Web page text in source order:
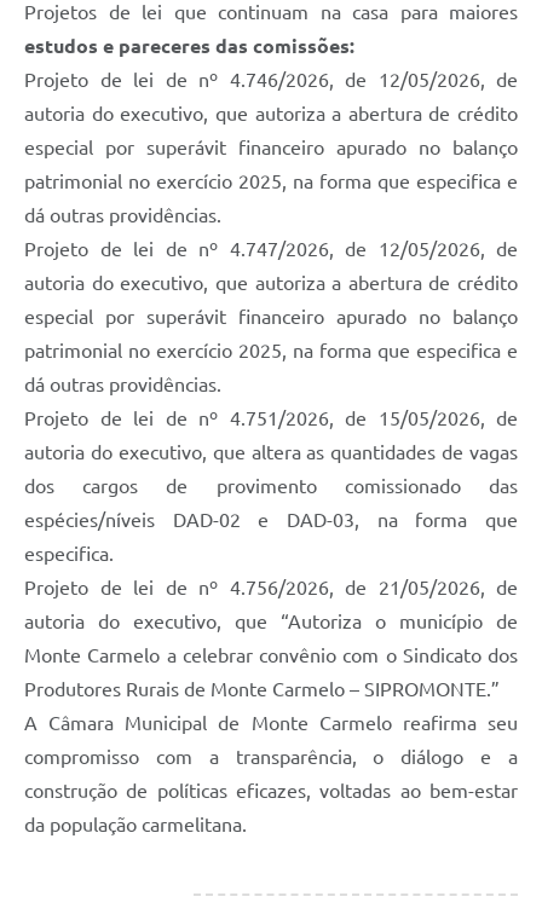
Projetos de lei que continuam na casa para maiores
estudos e pareceres das comissões:
Projeto de lei de nº 4.746/2026, de 12/05/2026, de
autoria do executivo, que autoriza a abertura de crédito
especial por superávit financeiro apurado no balanço
patrimonial no exercício 2025, na forma que especifica e
dá outras providências.
Projeto de lei de nº 4.747/2026, de 12/05/2026, de
autoria do executivo, que autoriza a abertura de crédito
especial por superávit financeiro apurado no balanço
patrimonial no exercício 2025, na forma que especifica e
dá outras providências.
Projeto de lei de nº 4.751/2026, de 15/05/2026, de
autoria do executivo, que altera as quantidades de vagas
dos cargos de provimento comissionado das
espécies/níveis DAD-02 e DAD-03, na forma que
especifica.
Projeto de lei de nº 4.756/2026, de 21/05/2026, de
autoria do executivo, que “Autoriza o município de
Monte Carmelo a celebrar convênio com o Sindicato dos
Produtores Rurais de Monte Carmelo – SIPROMONTE.”
A Câmara Municipal de Monte Carmelo reafirma seu
compromisso com a transparência, o diálogo e a
construção de políticas eficazes, voltadas ao bem-estar
da população carmelitana.